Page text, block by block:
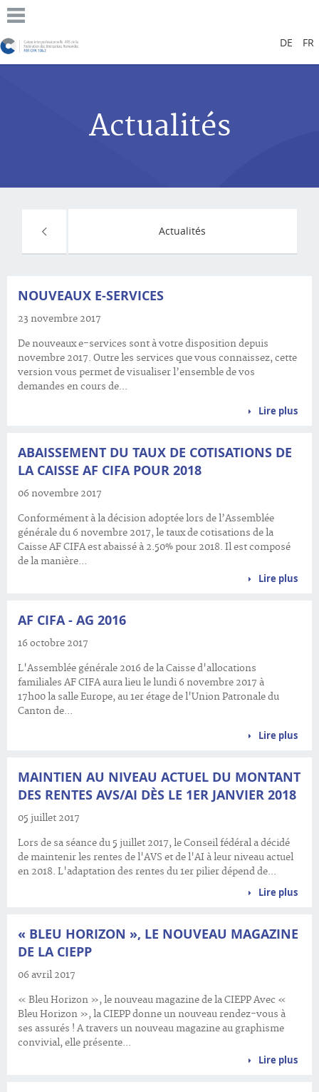
DE FR
Actualités
Actualités
NOUVEAUX E-SERVICES
23 novembre 2017
De nouveaux e-services sont à votre disposition depuis
novembre 2017. Outre les services que vous connaissez, cette
version vous permet de visualiser l’ensemble de vos
demandes en cours de...
Lire plus
ABAISSEMENT DU TAUX DE COTISATIONS DE
LA CAISSE AF CIFA POUR 2018
06 novembre 2017
Conformément à la décision adoptée lors de l’Assemblée
générale du 6 novembre 2017, le taux de cotisations de la
Caisse AF CIFA est abaissé à 2.50% pour 2018. Il est composé
de la manière...
Lire plus
AF CIFA - AG 2016
16 octobre 2017
L'Assemblée générale 2016 de la Caisse d'allocations
familiales AF CIFA aura lieu le lundi 6 novembre 2017 à
17h00 la salle Europe, au 1er étage de l'Union Patronale du
Canton de...
Lire plus
MAINTIEN AU NIVEAU ACTUEL DU MONTANT
DES RENTES AVS/AI DÈS LE 1ER JANVIER 2018
05 juillet 2017
Lors de sa séance du 5 juillet 2017, le Conseil fédéral a décidé
de maintenir les rentes de l'AVS et de l'AI à leur niveau actuel
en 2018. L'adaptation des rentes du 1er pilier dépend de...
Lire plus
« BLEU HORIZON », LE NOUVEAU MAGAZINE
DE LA CIEPP
06 avril 2017
« Bleu Horizon », le nouveau magazine de la CIEPP Avec «
Bleu Horizon », la CIEPP donne un nouveau rendez-vous à
ses assurés ! A travers un nouveau magazine au graphisme
convivial, elle présente...
Lire plus